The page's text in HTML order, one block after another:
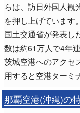
らは、訪日外国人観
を押し上げています。
国土交通省が発表し
数は約61万人で4年
茨城空港へのアクセ
用すると空港ターミ
那覇空港(沖縄)の